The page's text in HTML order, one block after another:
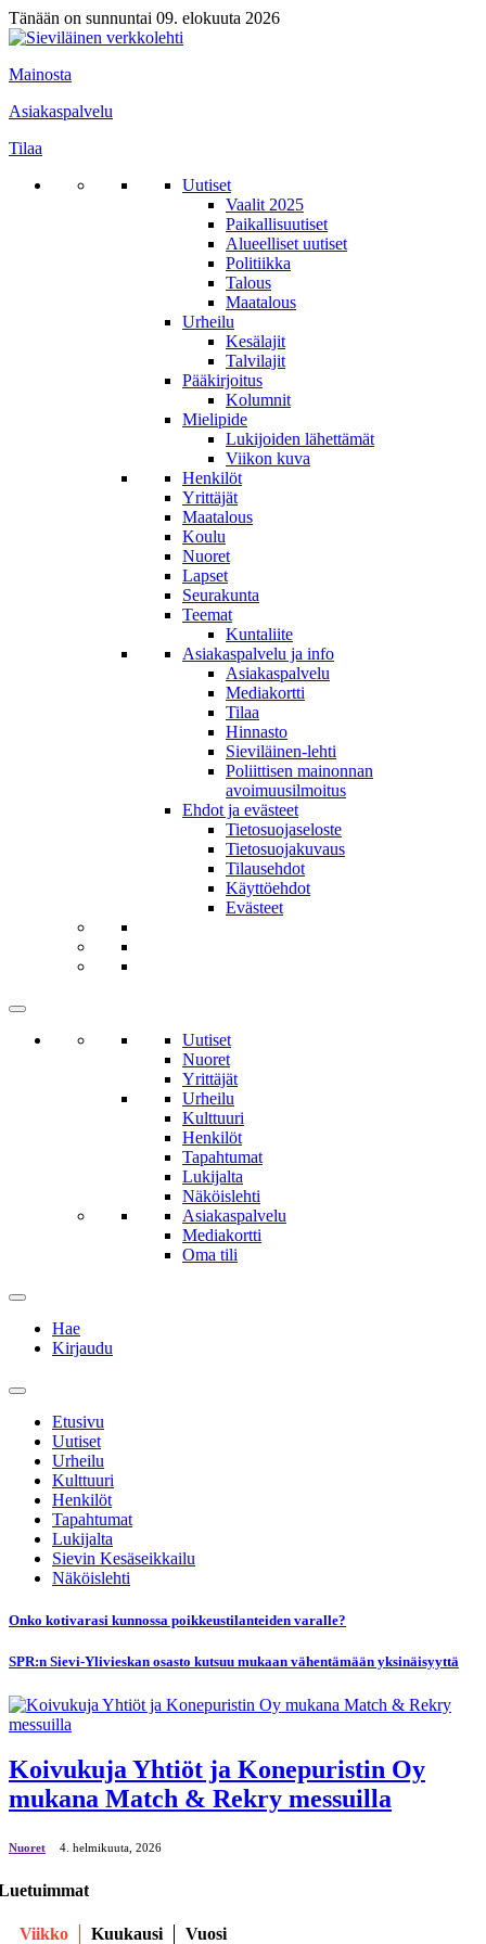
Tänään on sunnuntai 09. elokuuta 2026
Mainosta
Asiakaspalvelu
Tilaa
Uutiset
Vaalit 2025
Paikallisuutiset
Alueelliset uutiset
Politiikka
Talous
Maatalous
Urheilu
Kesälajit
Talvilajit
Pääkirjoitus
Kolumnit
Mielipide
Lukijoiden lähettämät
Viikon kuva
Henkilöt
Yrittäjät
Maatalous
Koulu
Nuoret
Lapset
Seurakunta
Teemat
Kuntaliite
Asiakaspalvelu ja info
Asiakaspalvelu
Mediakortti
Tilaa
Hinnasto
Sieviläinen-lehti
Poliittisen mainonnan
avoimuusilmoitus
Ehdot ja evästeet
Tietosuojaseloste
Tietosuojakuvaus
Tilausehdot
Käyttöehdot
Evästeet
Uutiset
Nuoret
Yrittäjät
Urheilu
Kulttuuri
Henkilöt
Tapahtumat
Lukijalta
Näköislehti
Asiakaspalvelu
Mediakortti
Oma tili
Hae
Kirjaudu
Etusivu
Uutiset
Urheilu
Kulttuuri
Henkilöt
Tapahtumat
Lukijalta
Sievin Kesäseikkailu
Näköislehti
Onko kotivarasi kunnossa poikkeustilanteiden varalle?
SPR:n Sievi-Ylivieskan osasto kutsuu mukaan vähentämään yksinäisyyttä
Koivukuja Yhtiöt ja Konepuristin Oy
mukana Match & Rekry messuilla
Nuoret 4. helmikuuta, 2026
Viikko Kuukausi Vuosi